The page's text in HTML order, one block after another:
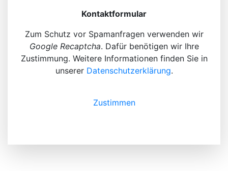
Kontaktformular
Zum Schutz vor Spamanfragen verwenden wir
Google Recaptcha. Dafür benötigen wir Ihre
Zustimmung. Weitere Informationen finden Sie in
unserer Datenschutz­erklärung.
Zustimmen